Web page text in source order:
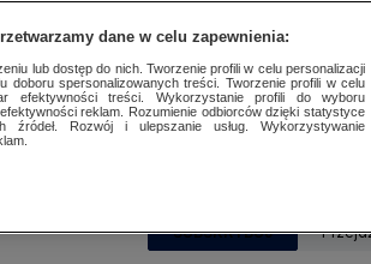
SUBSKRYBUJ
dane w celu zapewnienia:
lub dostęp do nich. Tworzenie profili w celu personalizacji
doboru spersonalizowanych treści. Tworzenie profili w celu
efektywności treści. Wykorzystanie profili do wyboru
reklam. Rozumienie odbiorców dzięki statystyce
Rozwój i ulepszanie usług. Wykorzystywanie